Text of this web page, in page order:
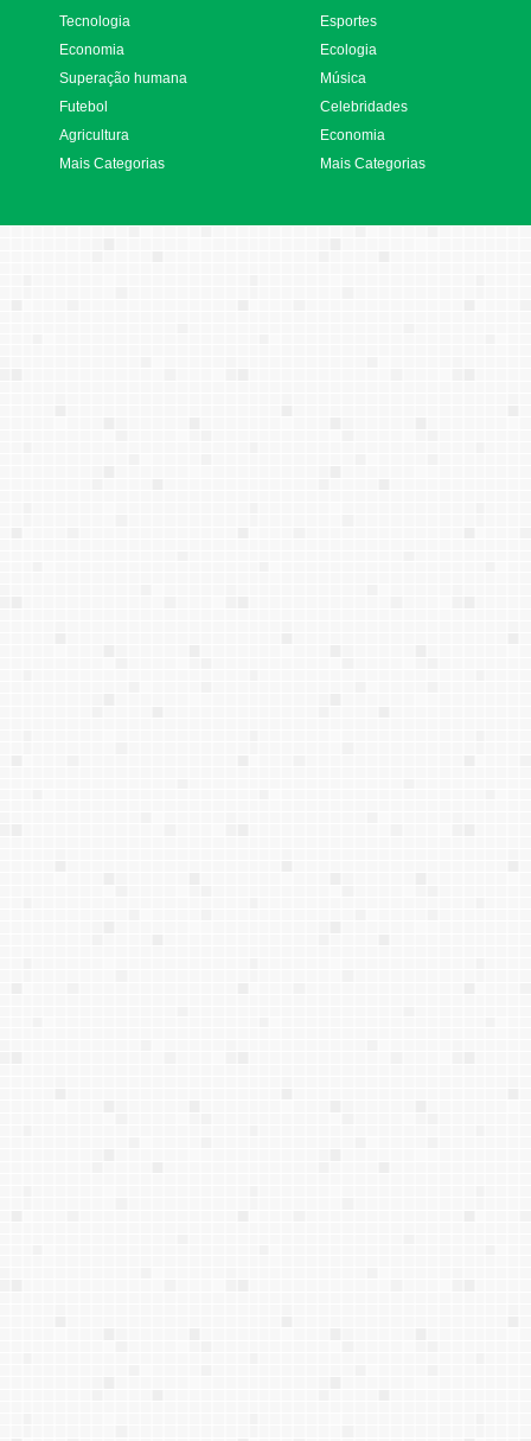
Tecnologia
Economia
Superação humana
Futebol
Agricultura
Mais Categorias
Esportes
Ecologia
Música
Celebridades
Economia
Mais Categorias